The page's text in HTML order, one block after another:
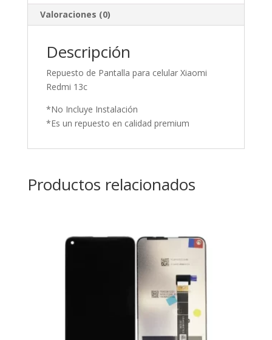
Valoraciones (0)
Descripción
Repuesto de Pantalla para celular Xiaomi
Redmi 13c
*No Incluye Instalación
*Es un repuesto en calidad premium
Productos relacionados